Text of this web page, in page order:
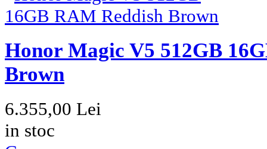
Honor Magic V5 512GB
Brown
6.355,00 Lei